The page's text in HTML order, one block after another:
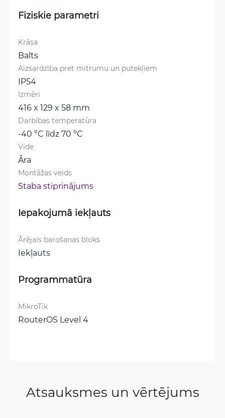
Fiziskie parametri
Krāsa
Balts
Aizsardzība pret mitrumu un putekļiem
IP54
Izmēri
416 x 129 x 58 mm
Darbības temperatūra
-40 °C līdz 70 °C
Vide
Āra
Montāžas veids
Staba stiprinājums
Iepakojumā iekļauts
Ārējais barošanas bloks
Iekļauts
Programmatūra
MikroTik
RouterOS Level 4
Atsauksmes un vērtējums